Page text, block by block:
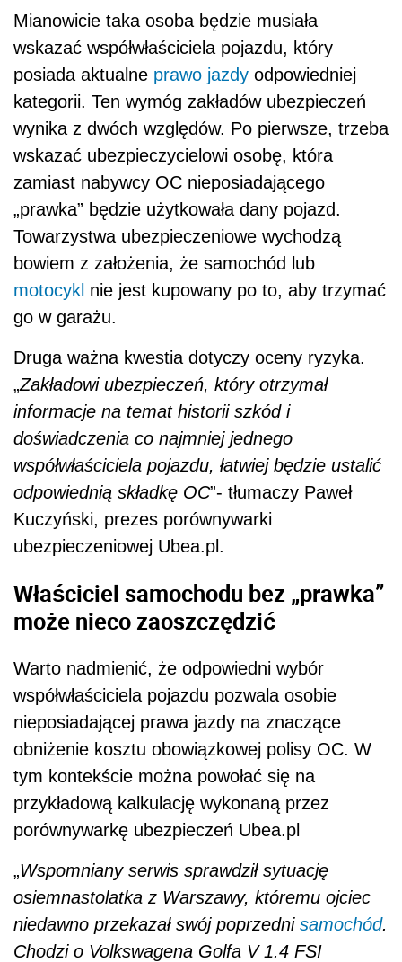
Mianowicie taka osoba będzie musiała
wskazać współwłaściciela pojazdu, który
posiada aktualne prawo jazdy odpowiedniej
kategorii. Ten wymóg zakładów ubezpieczeń
wynika z dwóch względów. Po pierwsze, trzeba
wskazać ubezpieczycielowi osobę, która
zamiast nabywcy OC nieposiadającego
„prawka” będzie użytkowała dany pojazd.
Towarzystwa ubezpieczeniowe wychodzą
bowiem z założenia, że samochód lub
motocykl nie jest kupowany po to, aby trzymać
go w garażu.
Druga ważna kwestia dotyczy oceny ryzyka.
„Zakładowi ubezpieczeń, który otrzymał
informacje na temat historii szkód i
doświadczenia co najmniej jednego
współwłaściciela pojazdu, łatwiej będzie ustalić
odpowiednią składkę OC”- tłumaczy Paweł
Kuczyński, prezes porównywarki
ubezpieczeniowej Ubea.pl.
Właściciel samochodu bez „prawka”
może nieco zaoszczędzić
Warto nadmienić, że odpowiedni wybór
współwłaściciela pojazdu pozwala osobie
nieposiadającej prawa jazdy na znaczące
obniżenie kosztu obowiązkowej polisy OC. W
tym kontekście można powołać się na
przykładową kalkulację wykonaną przez
porównywarkę ubezpieczeń Ubea.pl
„Wspomniany serwis sprawdził sytuację
osiemnastolatka z Warszawy, któremu ojciec
niedawno przekazał swój poprzedni samochód.
Chodzi o Volkswagena Golfa V 1.4 FSI